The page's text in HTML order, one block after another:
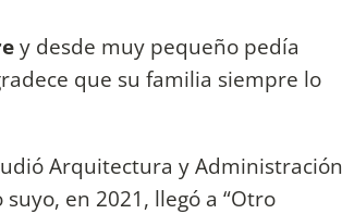
y desde muy pequeño pedía
que su familia siempre lo
Arquitectura y Administración
en 2021, llegó a “Otro